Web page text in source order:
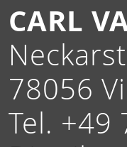
CARL
78056
Tel. +49